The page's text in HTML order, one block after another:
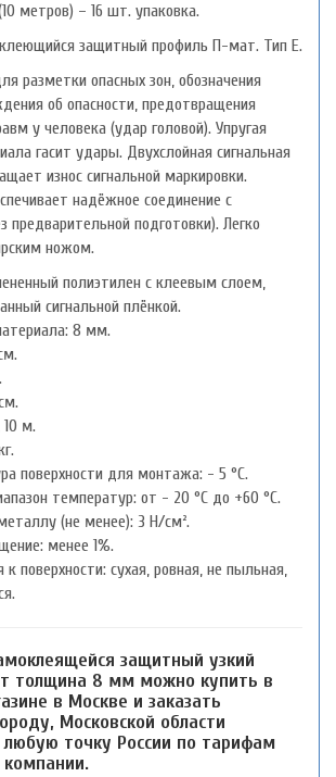
метров) – 16 шт. упаковка.
защитный профиль П-мат. Тип E.
разметки опасных зон, обозначения
об опасности, предотвращения
у человека (удар головой). Упругая
гасит удары. Двухслойная сигнальная
износ сигнальной маркировки.
надёжное соединение с
предварительной подготовки). Легко
ножом.
полиэтилен с клеевым слоем,
сигнальной плёнкой.
8 мм.
м.
поверхности для монтажа: - 5 °С.
температур: от - 20 °С до +60 °С.
(не менее): 3 H/см².
менее 1%.
к поверхности: сухая, ровная, не пыльная,
защитный узкий
толщина 8 мм можно купить в
в Москве и заказать
Московской области
точку России по тарифам
компании.